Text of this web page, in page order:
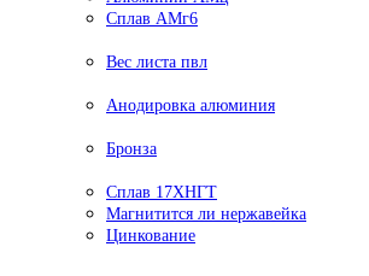
Сплав АМг6
Вес листа пвл
Анодировка алюминия
Бронза
Сплав 17ХНГТ
Магнитится ли нержавейка
Цинкование